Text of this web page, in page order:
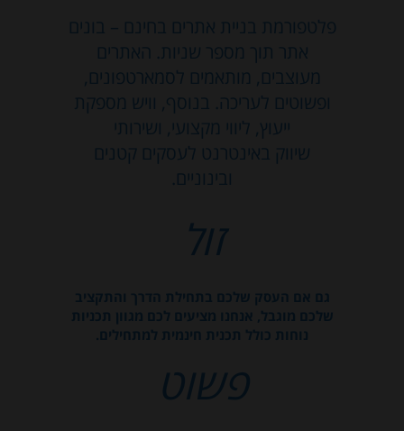
פלטפורמת בניית אתרים בחינם – בונים
אתר תוך מספר שניות. האתרים
מעוצבים, מותאמים לסמארטפונים,
ופשוטים לעריכה. בנוסף, וויש מספקת
ייעוץ, ליווי מקצועי, ושירותי
שיווק באינטרנט לעסקים קטנים
ובינוניים.
זול
גם אם העסק שלכם בתחילת הדרך והתקציב
שלכם מוגבל, אנחנו מציעים לכם מגוון תכניות
נוחות כולל תכנית חינמית למתחילים.
פשוט